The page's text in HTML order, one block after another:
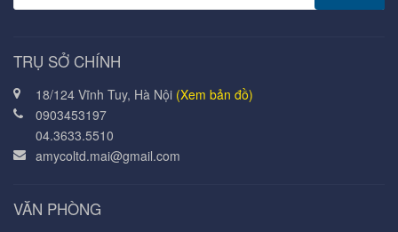
TRỤ SỞ CHÍNH
18/124 Vĩnh Tuy, Hà Nội (Xem bản đồ)
0903453197
04.3633.5510
amycoltd.mai@gmail.com
VĂN PHÒNG